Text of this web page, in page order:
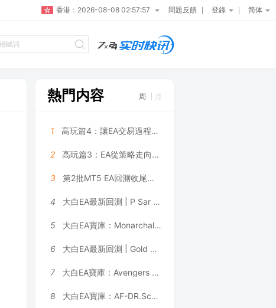
香港： 2026-08-08 02:57:57 問題反饋 登錄 简体
熱門内容 周 月
1 高玩篇4：讓EA交易過程更可控——大白科普
2 高玩篇3：EA從策略走向系統——大白科普
3 第2批MT5 EA回測收尾，5個月利潤131萬美金是數據拟合嗎？
4 大白EA最新回測 | P Sar Marti EA V2.02 MT4 2026年回測虧損9,996.47USD，勝率42.02%
5 大白EA寶庫：Monarchal Algo EA | 動态網格 + 鎖盈機制，倉位限制 + 追蹤止損雙重風控 MT4 EA
6 大白EA最新回測 | Gold Pulse MT4_1460+ [Gold Pulse Settings] EA 2026年回測虧損8,076.48USD，勝率50.00%
7 大白EA寶庫：Avengers EA | 1.2 倍溫和加倉 + 雙層對沖風控，H4+VWAP 雙重大盤過濾 MT4 EA
8 大白EA寶庫：AF-DR.Scalper Pro+ Final｜三位一體交易引擎，震蕩、趨勢行情全覆蓋，可多品種同時運行 MT4 EA